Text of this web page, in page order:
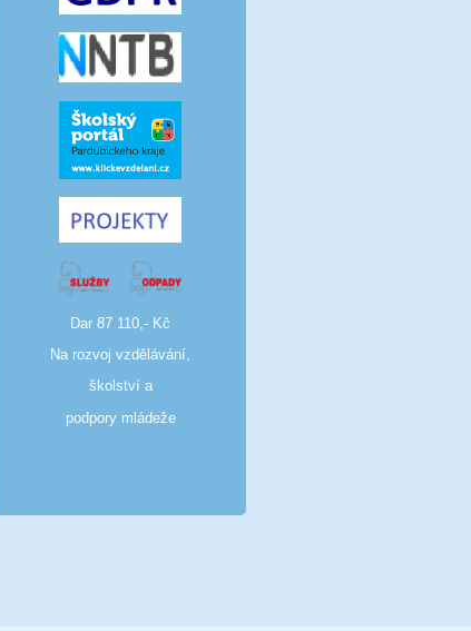
Dar 87 110,- Kč
Na rozvoj vzdělávání,
školství a
podpory mládeže